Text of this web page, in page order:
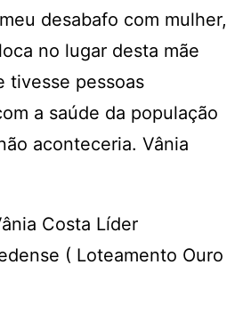
desabafo com mulher,
no lugar desta mãe
tivesse pessoas
a saúde da população
aconteceria. Vânia
Costa Líder
( Loteamento Ouro